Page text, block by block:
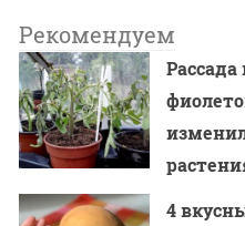
Рекомендуем
4